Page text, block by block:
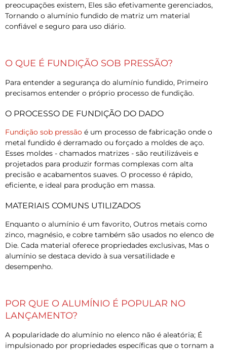
preocupações existem, Eles são efetivamente gerenciados,
Tornando o alumínio fundido de matriz um material
confiável e seguro para uso diário.
O QUE É FUNDIÇÃO SOB PRESSÃO?
Para entender a segurança do alumínio fundido, Primeiro
precisamos entender o próprio processo de fundição.
O PROCESSO DE FUNDIÇÃO DO DADO
Fundição sob pressão é um processo de fabricação onde o
metal fundido é derramado ou forçado a moldes de aço.
Esses moldes - chamados matrizes - são reutilizáveis e
projetados para produzir formas complexas com alta
precisão e acabamentos suaves. O processo é rápido,
eficiente, e ideal para produção em massa.
MATERIAIS COMUNS UTILIZADOS
Enquanto o alumínio é um favorito, Outros metais como
zinco, magnésio, e cobre também são usados no elenco de
Die. Cada material oferece propriedades exclusivas, Mas o
alumínio se destaca devido à sua versatilidade e
desempenho.
POR QUE O ALUMÍNIO É POPULAR NO
LANÇAMENTO?
A popularidade do alumínio no elenco não é aleatória; É
impulsionado por propriedades específicas que o tornam a